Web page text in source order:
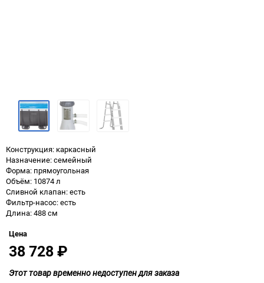
Конструкция: каркасный
Назначение: семейный
Форма: прямоугольная
Объём: 10874 л
Сливной клапан: есть
Фильтр-насос: есть
Длина: 488 см
Цена
38 728₽
Этот товар временно недоступен для заказа